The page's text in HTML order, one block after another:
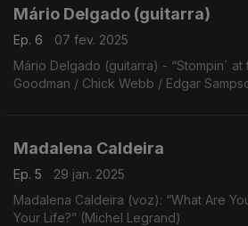
Mário Delgado (guitarra)
Ep. 6
07 fev. 2025
Mário Delgado (guitarra) - “Stompin´ at
Goodman / Chick Webb / Edgar
Madalena Caldeira
Ep. 5
29 jan. 2025
Madalena Caldeira (voz): “What Are You Doing The Rest Ff
Your Life?” (Michel Legrand)